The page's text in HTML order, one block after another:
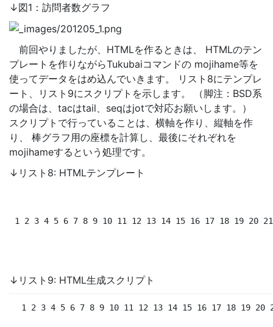
↓図1：訪問者数グラフ
前回やりましたが、HTMLを作るときは、 HTMLのテン
プレートを作りながらTukubaiコマンドの mojihame等を
使ってデータをはめ込んでいきます。 リスト8にテンプレ
ート、リスト9にスクリプトを示します。 （脚注：BSD系
の場合は、tacはtail、seqはjotで対応お願いします。）
スクリプトで行っていることは、横軸を作り、縦軸を作
り、 棒グラフ用の座標を計算し、最後にそれぞれを
mojihameするという処理です。
↓リスト8: HTMLテンプレート
1 2 3 4 5 6 7 8 9 10 11 12 13 14 15 16 17 18 19 20
↓リスト9: HTML生成スクリプト
1 2 3 4 5 6 7 8 9 10 11 12 13 14 15 16 17 18 19 20